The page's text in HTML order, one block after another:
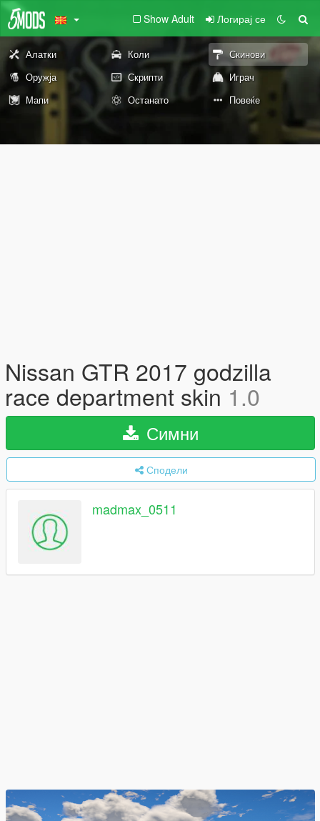
Show Adult Логирај се
Алатки Коли
Скинови
Оружја
Скрипти
Играч
Мапи
Останато Повеќе
Nissan GTR 2017 godzilla
race department skin 1.0
Симни
Сподели
madmax_0511